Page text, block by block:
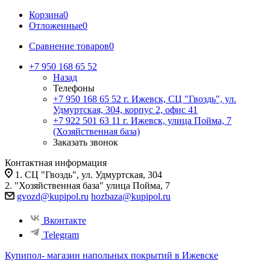
Корзина0
Отложенные0
Сравнение товаров0
+7 950 168 65 52
Назад
Телефоны
+7 950 168 65 52 г. Ижевск, СЦ "Гвоздь", ул.
Удмуртская, 304, корпус 2, офис 41
+7 922 501 63 11 г. Ижевск, улица Пойма, 7
(Хозяйственная база)
Заказать звонок
Контактная информация
1. СЦ "Гвоздь", ул. Удмуртская, 304
2. "Хозяйственная база" улица Пойма, 7
gvozd@kupipol.ru hozbaza@kupipol.ru
Вконтакте
Telegram
Купипол- магазин напольных покрытий в Ижевске